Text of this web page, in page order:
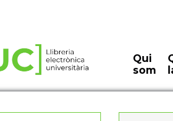
Qui
som